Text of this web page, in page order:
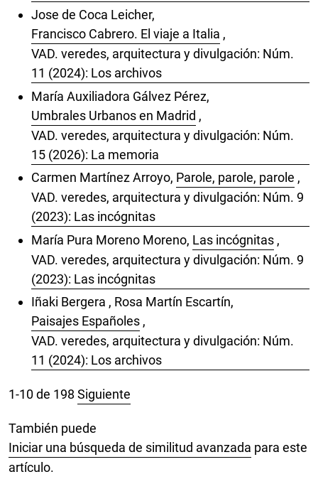
Jose de Coca Leicher,
Francisco Cabrero. El viaje a Italia ,
VAD. veredes, arquitectura y divulgación: Núm.
11 (2024): Los archivos
María Auxiliadora Gálvez Pérez,
Umbrales Urbanos en Madrid ,
VAD. veredes, arquitectura y divulgación: Núm.
15 (2026): La memoria
Carmen Martínez Arroyo, Parole, parole, parole ,
VAD. veredes, arquitectura y divulgación: Núm. 9
(2023): Las incógnitas
María Pura Moreno Moreno, Las incógnitas ,
VAD. veredes, arquitectura y divulgación: Núm. 9
(2023): Las incógnitas
Iñaki Bergera , Rosa Martín Escartín,
Paisajes Españoles ,
VAD. veredes, arquitectura y divulgación: Núm.
11 (2024): Los archivos
1-10 de 198 Siguiente
También puede
Iniciar una búsqueda de similitud avanzada para este
artículo.